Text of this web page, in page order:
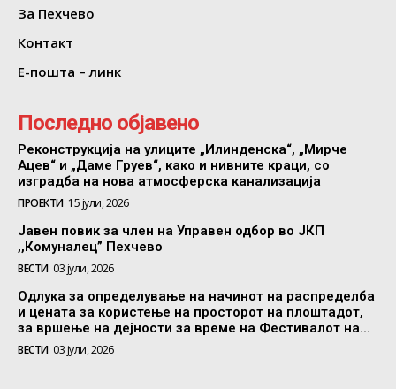
За Пехчево
Контакт
Е-пошта – линк
Последно објавено
Реконструкција на улиците „Илинденска“, „Мирче
Ацев“ и „Даме Груев“, како и нивните краци, со
изградба на нова атмосферска канализација
ПРОЕКТИ 15 јули, 2026
Јавен повик за член на Управен одбор во ЈКП
,,Комуналец” Пехчево
ВЕСТИ 03 јули, 2026
Одлука за определување на начинот на распределба
и цената за користење на просторот на плоштадот,
за вршење на дејности за време на Фестивалот на...
ВЕСТИ 03 јули, 2026